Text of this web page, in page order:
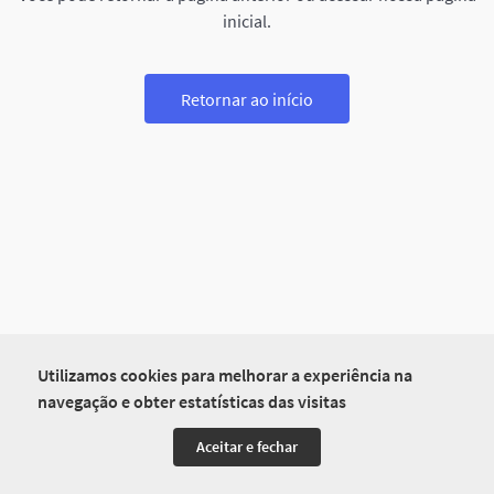
Utilizamos cookies para melhorar a experiência na
navegação e obter estatísticas das visitas
Aceitar e fechar
inicial.
Retornar ao início